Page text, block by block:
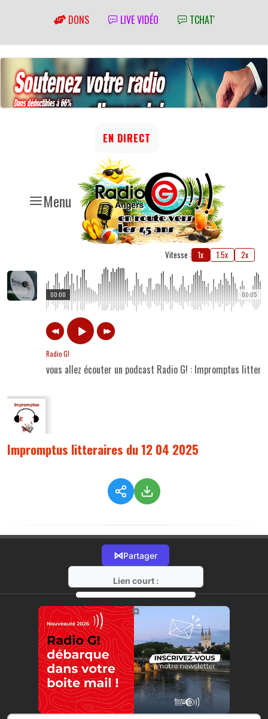
DONS LIVE VIDÉO TCHAT'
Menu
EN DIRECT
Vitesse : 1x 1.5x 2x
00:05
00:00
Radio G!
vous allez écouter un podcast Radio G! : Impromptus
Impromptus litteraires du 12 04 2025
⋈Partager
Lien court :
https://radio-g.fr?17418
⧉